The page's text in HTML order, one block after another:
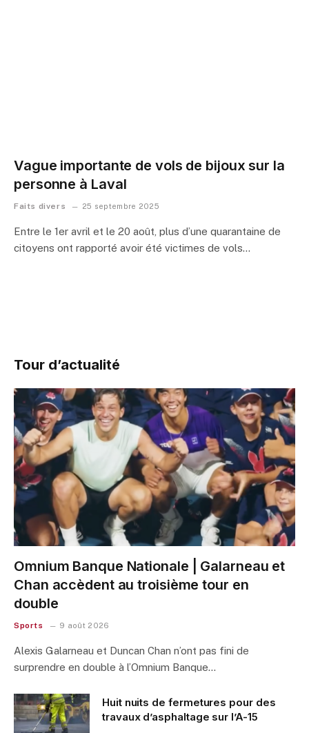
Vague importante de vols de bijoux sur la
personne à Laval
Faits divers 25 septembre 2025
Entre le 1er avril et le 20 août, plus d’une quarantaine de
citoyens ont rapporté avoir été victimes de vols…
Tour d’actualité
Omnium Banque Nationale | Galarneau et
Chan accèdent au troisième tour en
double
Sports 9 août 2026
Alexis Galarneau et Duncan Chan n’ont pas fini de
surprendre en double à l’Omnium Banque…
Huit nuits de fermetures pour des
travaux d’asphaltage sur l’A-15